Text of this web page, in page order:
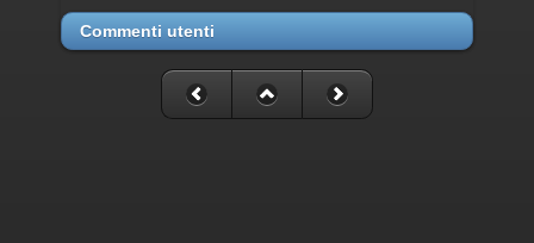
Commenti utenti